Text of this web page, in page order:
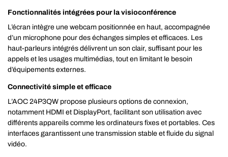
Fonctionnalités intégrées pour la visioconférence
L’écran intègre une webcam positionnée en haut, accompagnée
d’un microphone pour des échanges simples et efficaces. Les
haut-parleurs intégrés délivrent un son clair, suffisant pour les
appels et les usages multimédias, tout en limitant le besoin
d’équipements externes.
Connectivité simple et efficace
L’AOC 24P3QW propose plusieurs options de connexion,
notamment HDMI et DisplayPort, facilitant son utilisation avec
différents appareils comme les ordinateurs fixes et portables. Ces
interfaces garantissent une transmission stable et fluide du signal
vidéo.